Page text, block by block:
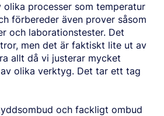
processer som temperatur
förbereder även prover såsom
och laborationstester. Det
men det är faktiskt lite ut av
allt då vi justerar mycket
olika verktyg. Det tar ett tag
och fackligt ombud